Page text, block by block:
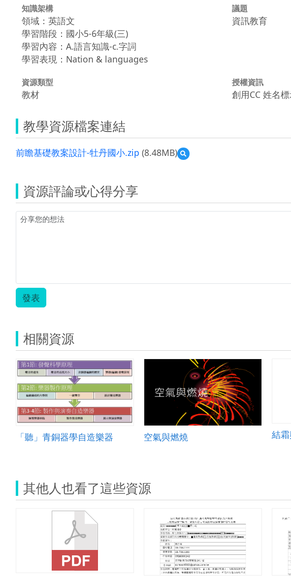
知識架構
領域：英語文
學習階段：國小5-6年級(三)
學習內容：A.語言知識-c.字詞
學習表現：Nation & languages
議題
資訊教育
資源類型
教材
授權資訊
創用CC 姓名
教學資源檔案連結
前瞻基礎教案設計-牡丹國小.zip (8.48MB)
預
覽
教
資源評論或心得分享
發表
相關資源
「聽」青銅器學自造樂器 空氣與燃燒 結
其他人也看了這些資源